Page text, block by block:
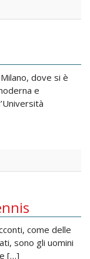
dove si è
e
come delle
sono gli uomini
[…]